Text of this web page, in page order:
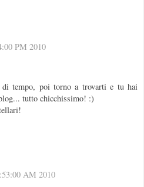
PM 2010
tempo, poi torno a trovarti e tu hai
tutto chicchissimo! :)
AM 2010